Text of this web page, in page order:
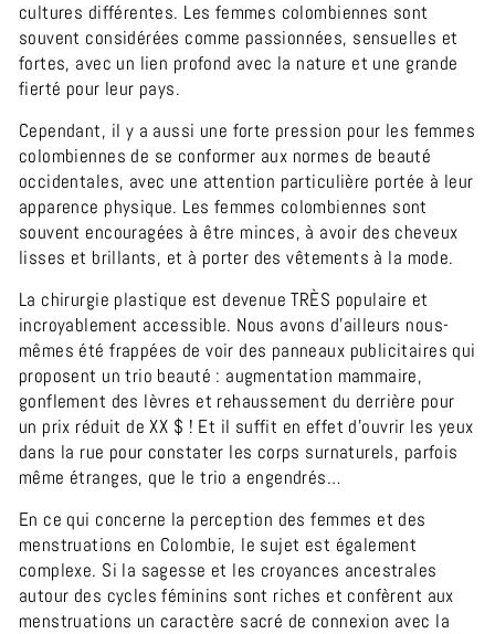
cultures différentes. Les femmes colombiennes sont
souvent considérées comme passionnées, sensuelles et
fortes, avec un lien profond avec la nature et une grande
fierté pour leur pays.
Cependant, il y a aussi une forte pression pour les femmes
colombiennes de se conformer aux normes de beauté
occidentales, avec une attention particulière portée à leur
apparence physique. Les femmes colombiennes sont
souvent encouragées à être minces, à avoir des cheveux
lisses et brillants, et à porter des vêtements à la mode.
La chirurgie plastique est devenue TRÈS populaire et
incroyablement accessible. Nous avons d’ailleurs nous-
mêmes été frappées de voir des panneaux publicitaires qui
proposent un trio beauté : augmentation mammaire,
gonflement des lèvres et rehaussement du derrière pour
un prix réduit de XX $ ! Et il suffit en effet d'ouvrir les yeux
dans la rue pour constater les corps surnaturels, parfois
même étranges, que le trio a engendrés…
En ce qui concerne la perception des femmes et des
menstruations en Colombie, le sujet est également
complexe. Si la sagesse et les croyances ancestrales
autour des cycles féminins sont riches et confèrent aux
menstruations un caractère sacré de connexion avec la